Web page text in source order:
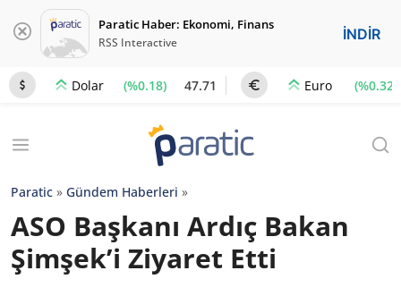
Paratic Haber: Ekonomi, Finans
RSS Interactive İNDİR
Dolar (%0.18) 47.71 Euro (%0.32)
Paratic » Gündem Haberleri »
ASO Başkanı Ardıç Bakan
Şimşek’i Ziyaret Etti